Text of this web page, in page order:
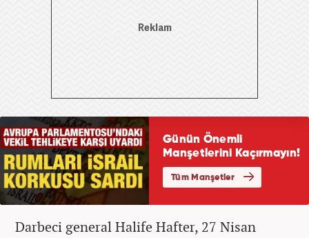
Darbeci general Halife Hafter, 27 Nisan